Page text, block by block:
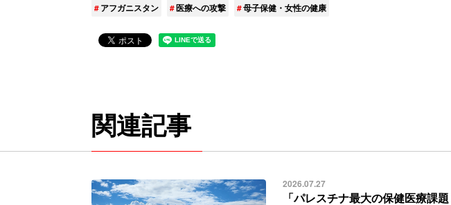
アフガニスタン 医療への攻撃 母子保健・女性の健康
関連記事
2026.07.27
「パレスチナ最大の保健医療課題